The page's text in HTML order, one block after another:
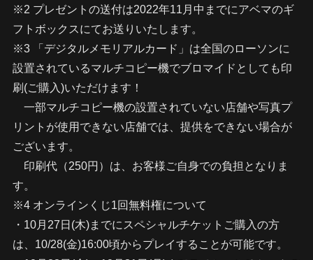
※2 プレゼントの送付は2022年11月中までにアベマのギ
フトボックスにてお送りいたします。
※3 「デジタルメモリアルカード」は全国のローソンに
設置されているマルチコピー機でブロマイドとしても印
刷(ご購入)いただけます！
一部マルチコピー機の設置されていない店舗や写真プ
リントが使用できない店舗では、提供をできない場合が
ございます。
印刷代（250円）は、お客様ご自身での負担となりま
す。
※4 オンラインくじ1回無料権について
・10月27日(木)までにスペシャルチケットご購入の方
は、10/28(金)16:00頃からプレイすることが可能です。